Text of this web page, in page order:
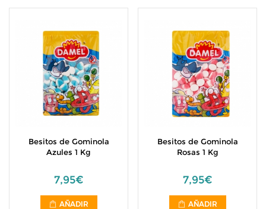
Besitos de Gominola
Azules 1 Kg
7,95€
AÑADIR
Besitos de Gominola
Rosas 1 Kg
7,95€
AÑADIR